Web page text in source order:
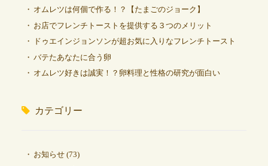
オムレツは何個で作る！？【たまごのジョーク】
お店でフレンチトーストを提供する３つのメリット
ドゥエインジョンソンが超お気に入りなフレンチトースト
バテたあなたに合う卵
オムレツ好きは誠実！？卵料理と性格の研究が面白い
カテゴリー
お知らせ(73)